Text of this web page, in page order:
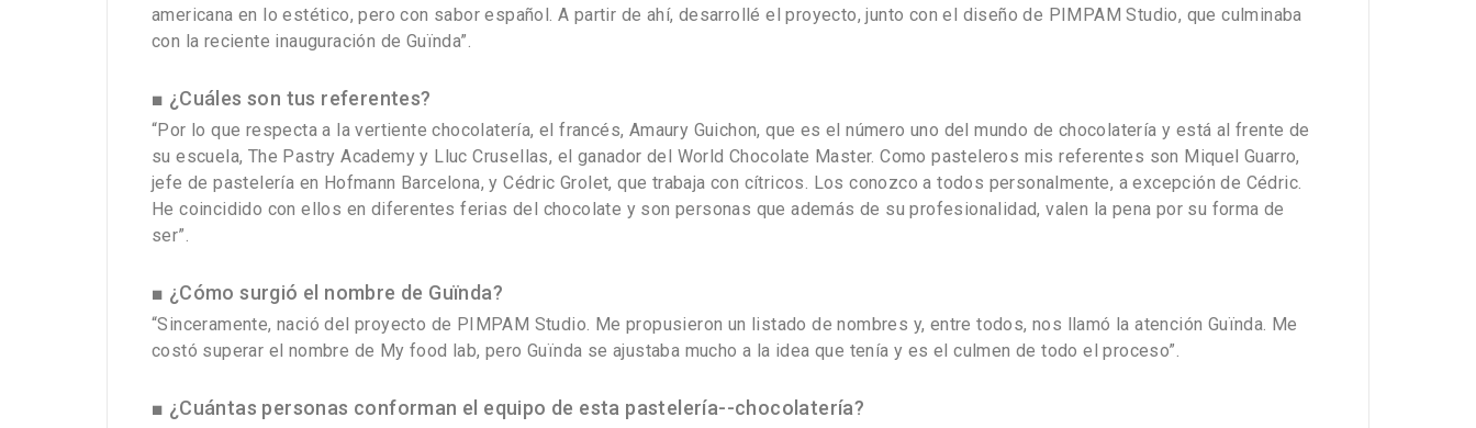
americana en lo estético, pero con sabor español. A partir de ahí, desarrollé el proyecto, junto con el diseño de PIMPAM Studio, que culminaba
con la reciente inauguración de Guïnda”.
■ ¿Cuáles son tus referentes?
“Por lo que respecta a la vertiente chocolatería, el francés, Amaury Guichon, que es el número uno del mundo de chocolatería y está al frente de
su escuela, The Pastry Academy y Lluc Crusellas, el ganador del World Chocolate Master. Como pasteleros mis referentes son Miquel Guarro,
jefe de pastelería en Hofmann Barcelona, y Cédric Grolet, que trabaja con cítricos. Los conozco a todos personalmente, a excepción de Cédric.
He coincidido con ellos en diferentes ferias del chocolate y son personas que además de su profesionalidad, valen la pena por su forma de
ser”.
■ ¿Cómo surgió el nombre de Guïnda?
“Sinceramente, nació del proyecto de PIMPAM Studio. Me propusieron un listado de nombres y, entre todos, nos llamó la atención Guïnda. Me
costó superar el nombre de My food lab, pero Guïnda se ajustaba mucho a la idea que tenía y es el culmen de todo el proceso”.
■ ¿Cuántas personas conforman el equipo de esta pastelería--chocolatería?